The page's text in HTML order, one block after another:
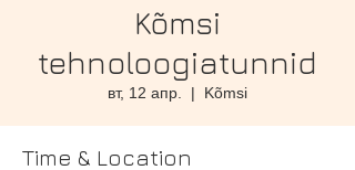
Kõmsi
tehnoloogiatunnid
вт, 12 апр.
  |
Kõmsi
Time & Location